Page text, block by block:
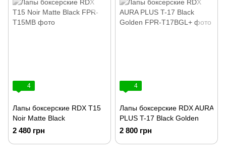
4
Лапы боксерские RDX T15
Noir Matte Black
2 480 грн
4
Лапы боксерские RDX AURA
PLUS T-17 Black Golden
2 800 грн